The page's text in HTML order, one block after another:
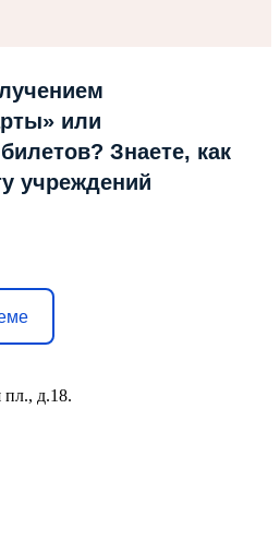
или
Знаете, как
учреждений
пл., д.18.